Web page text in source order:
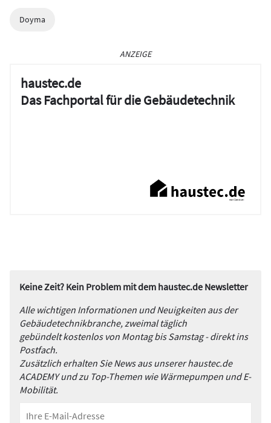
Doyma
ANZEIGE
haustec.de
Das Fachportal für die Gebäudetechnik
Keine Zeit? Kein Problem mit dem haustec.de Newsletter
Alle wichtigen Informationen und Neuigkeiten aus der
Gebäudetechnikbranche, zweimal täglich
gebündelt kostenlos von Montag bis Samstag - direkt ins
Postfach.
Zusätzlich erhalten Sie News aus unserer haustec.de
ACADEMY und zu Top-Themen wie Wärmepumpen und E-
Mobilität.